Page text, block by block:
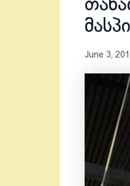
June 3,